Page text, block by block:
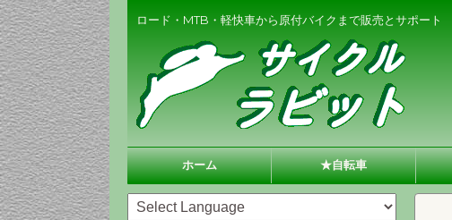
ロード・MTB・軽快車から原付バイクまで販売とサポート
ホーム ★自転車